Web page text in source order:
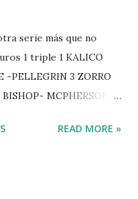
serie más que no
1 triple 1 KALICO
-PELLEGRIN 3 ZORRO
MCPHERSON 5
8 SILVANA DU
READ MORE »